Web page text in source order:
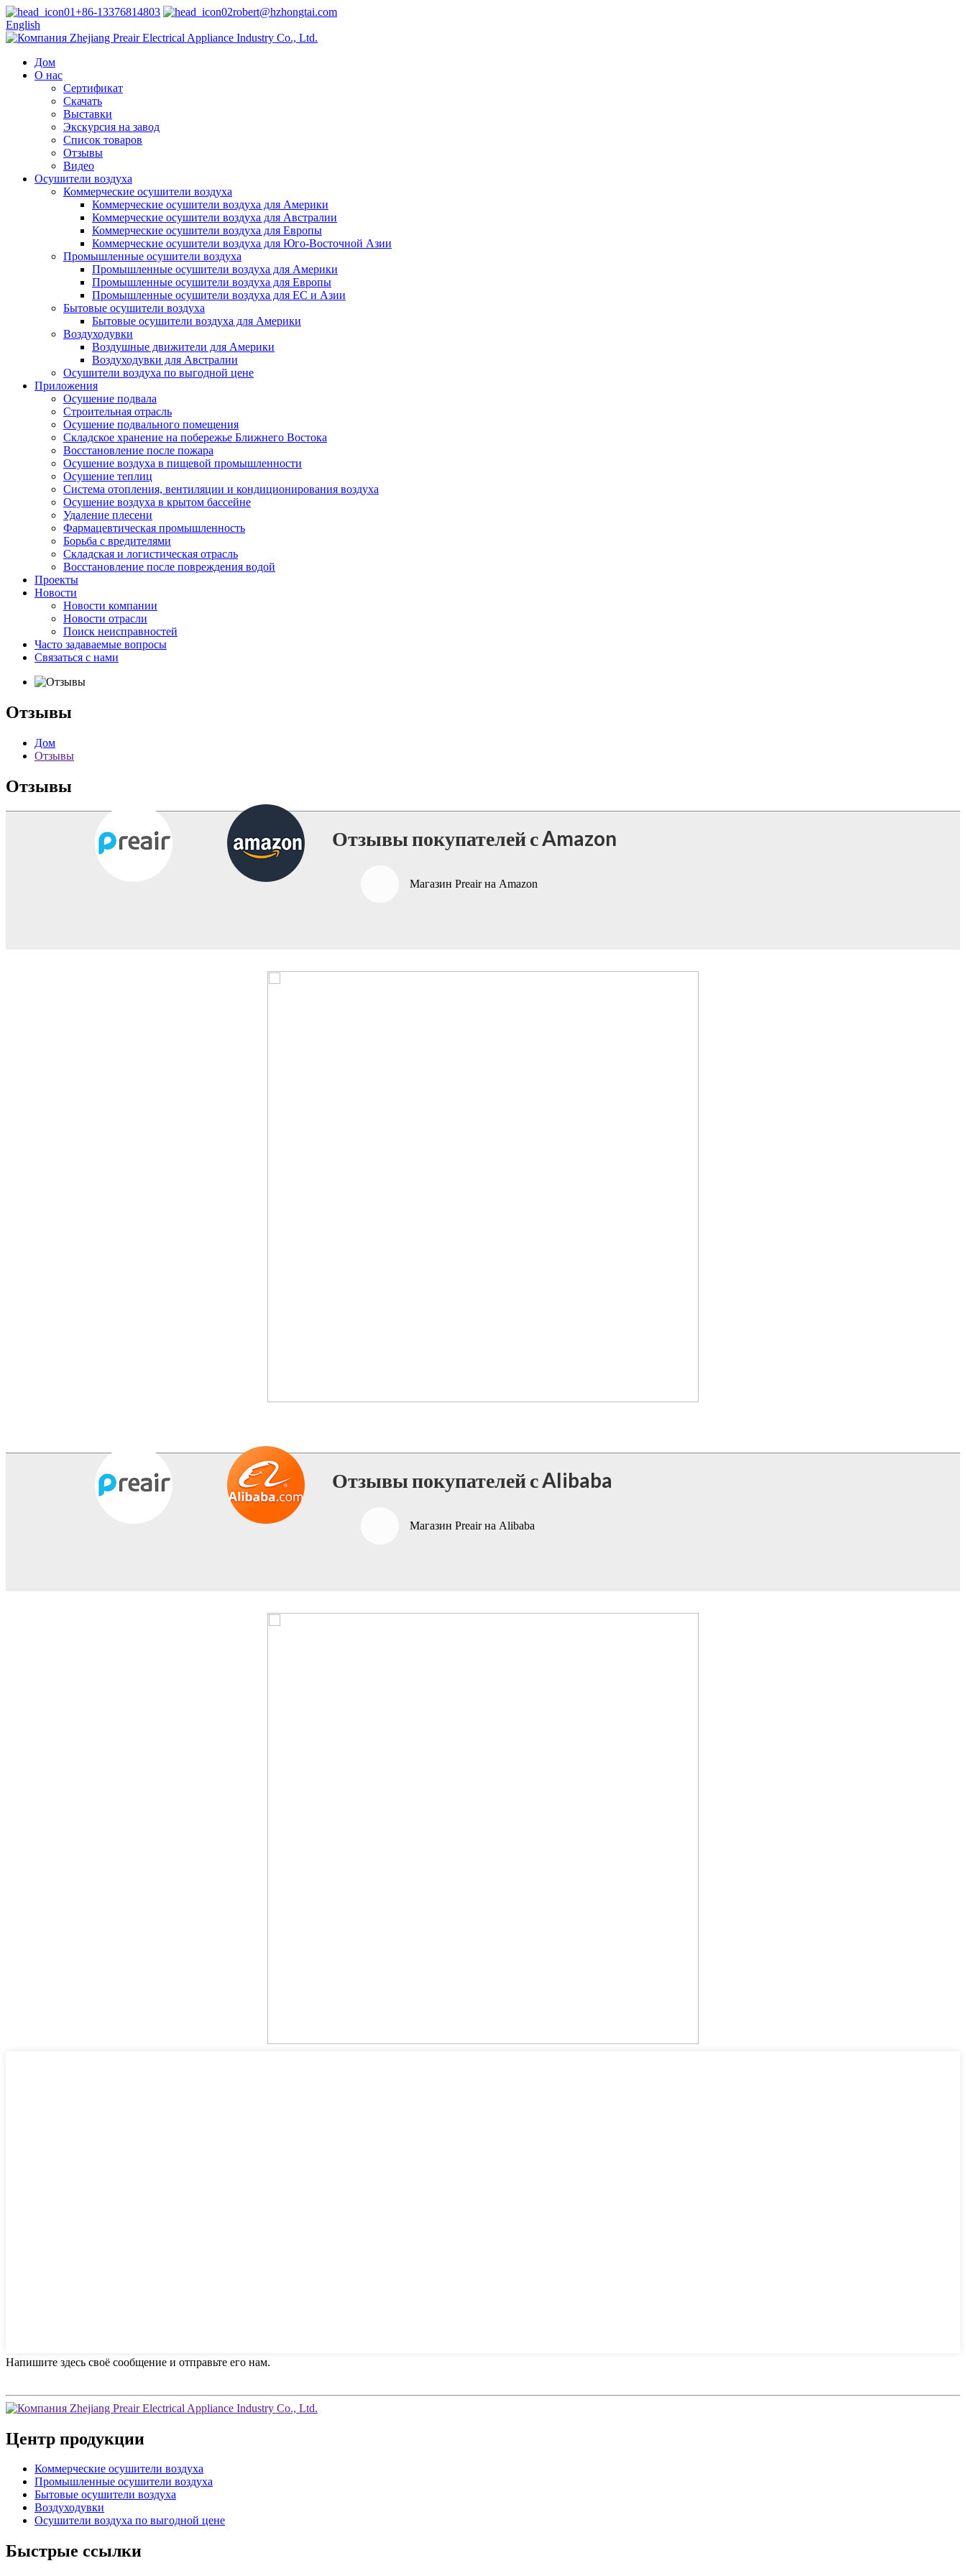
+86-13376814803
robert@hzhongtai.com
English
Дом
О нас
Сертификат
Скачать
Выставки
Экскурсия на завод
Список товаров
Отзывы
Видео
Осушители воздуха
Коммерческие осушители воздуха
Коммерческие осушители воздуха для Америки
Коммерческие осушители воздуха для Австралии
Коммерческие осушители воздуха для Европы
Коммерческие осушители воздуха для Юго-Восточной Азии
Промышленные осушители воздуха
Промышленные осушители воздуха для Америки
Промышленные осушители воздуха для Европы
Промышленные осушители воздуха для ЕС и Азии
Бытовые осушители воздуха
Бытовые осушители воздуха для Америки
Воздуходувки
Воздушные движители для Америки
Воздуходувки для Австралии
Осушители воздуха по выгодной цене
Приложения
Осушение подвала
Строительная отрасль
Осушение подвального помещения
Складское хранение на побережье Ближнего Востока
Восстановление после пожара
Осушение воздуха в пищевой промышленности
Осушение теплиц
Система отопления, вентиляции и кондиционирования воздуха
Осушение воздуха в крытом бассейне
Удаление плесени
Фармацевтическая промышленность
Борьба с вредителями
Складская и логистическая отрасль
Восстановление после повреждения водой
Проекты
Новости
Новости компании
Новости отрасли
Поиск неисправностей
Часто задаваемые вопросы
Связаться с нами
Отзывы
Дом
Отзывы
Отзывы
Отзывы покупателей с Amazon
Магазин Preair на Amazon
Отзывы покупателей с Alibaba
Магазин Preair на Alibaba
Напишите здесь своё сообщение и отправьте его нам.
Центр продукции
Коммерческие осушители воздуха
Промышленные осушители воздуха
Бытовые осушители воздуха
Воздуходувки
Осушители воздуха по выгодной цене
Быстрые ссылки